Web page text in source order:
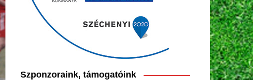
Szponzoraink, támogatóink